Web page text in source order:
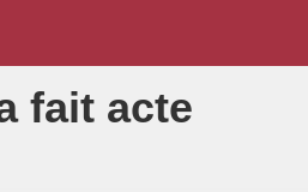
fait acte